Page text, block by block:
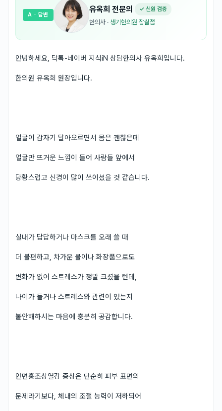
유옥희 전문의 ✓ 신원 검증
한의사 · 생기한의원 잠실점
A · 답변
안녕하세요, 닥톡-네이버 지식iN 상담한의사 유옥희입니다.
한의원 유옥희 원장입니다.
얼굴이 갑자기 달아오르면서 몸은 괜찮은데
얼굴만 뜨거운 느낌이 들어 사람들 앞에서
당황스럽고 신경이 많이 쓰이셨을 것 같습니다.
실내가 답답하거나 마스크를 오래 쓸 때
더 불편하고, 차가운 물이나 화장품으로도
변화가 없어 스트레스가 정말 크셨을 텐데,
나이가 들거나 스트레스와 관련이 있는지
불안해하시는 마음에 충분히 공감합니다.
안면홍조상열감 증상은 단순히 피부 표면의
문제라기보다, 체내의 조절 능력이 저하되어